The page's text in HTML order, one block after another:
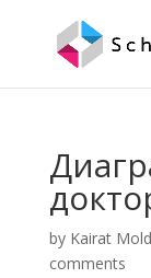
by Kairat
comments